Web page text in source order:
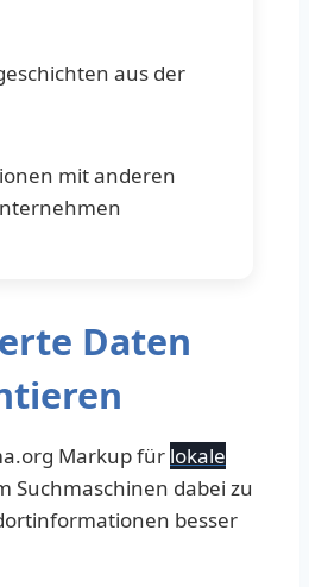
aus der
mit anderen
Daten
Markup für lokale
Suchmaschinen dabei zu
besser